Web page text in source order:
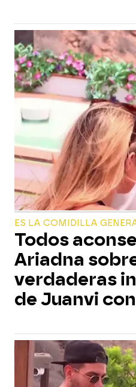
ES LA COMIDILLA
Todos
Ariadna
verdaderas
de Juanvi